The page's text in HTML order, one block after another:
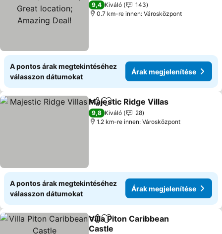
location; Amazing Deal!
9,4 Kiváló
143
0.7 km-re innen: Városközpont
A pontos árak megtekintéséhez
válasszon dátumokat
Árak megjelenítése
Megosztás
Hozzáadás a kedvencekhez
Majestic Ridge Villas
9,8 Kiváló
28
1.2 km-re innen: Városközpont
A pontos árak megtekintéséhez
válasszon dátumokat
Árak megjelenítése
Megosztás
Hozzáadás a kedvencekhez
Villa Piton Caribbean
Castle